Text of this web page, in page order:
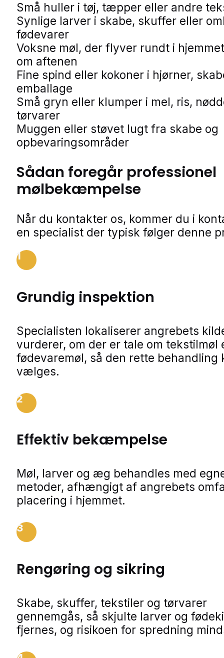
Små huller i tøj, tæpper eller andre
Synlige larver i skabe, skuffer eller
fødevarer
Voksne møl, der flyver rundt i
om aftenen
Fine spind eller kokoner i hjørner,
emballage
Små gryn eller klumper i mel, ris,
tørvarer
Muggen eller støvet lugt fra skabe og
opbevaringsområder
Sådan foregår professionel
mølbekæmpelse
Når du kontakter os, kommer du i
en specialist der typisk følger denne
1
Grundig inspektion
Specialisten lokaliserer angrebets
vurderer, om der er tale om tekstilmøl
fødevaremøl, så den rette behandling
vælges.
2
Effektiv bekæmpelse
Møl, larver og æg behandles med
metoder, afhængigt af angrebets
placering i hjemmet.
3
Rengøring og sikring
Skabe, skuffer, tekstiler og tørvarer
gennemgås, så skjulte larver og
fjernes, og risikoen for spredning